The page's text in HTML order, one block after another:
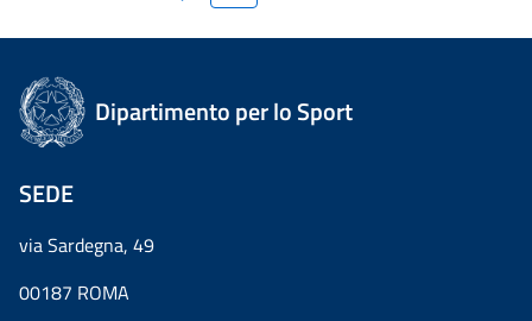
Dipartimento per lo Sport
SEDE
via Sardegna, 49
00187 ROMA